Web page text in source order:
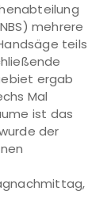
mehrere
teils
ergab
Mal
ist das
der